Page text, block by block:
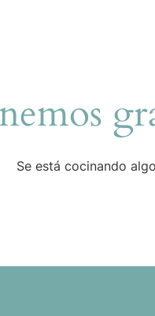
Se está cocinando